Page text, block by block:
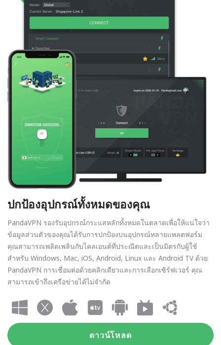
ปกป้องอุปกรณ์ทั้งหมดของคุณ
PandaVPN รองรับอุปกรณ์กระแสหลักทั้งหมดในตลาดเพื่อให้แน่ใจว่า
ข้อมูลส่วนตัวของคุณได้รับการปกป้องบนอุปกรณ์หลายแพลตฟอร์ม
คุณสามารถเพลิดเพลินกับไคลเอนต์ที่ประณีตและเป็นมิตรกับผู้ใช้
สำหรับ Windows, Mac, iOS, Android, Linux และ Android TV ด้วย
PandaVPN การเชื่อมต่อด้วยคลิกเดียวและการเลือกเซิร์ฟเวอร์ คุณ
สามารถเข้าถึงเครือข่ายได้ไม่จำกัด
ดาวน์โหลด